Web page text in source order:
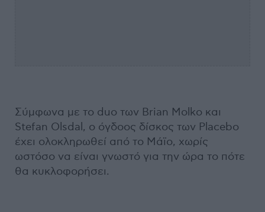
Σύμφωνα με το duo των Brian Molko και
Stefan Olsdal, ο όγδοος δίσκος των Placebo
έχει ολοκληρωθεί από το Μάϊο, χωρίς
ωστόσο να είναι γνωστό για την ώρα το πότε
θα κυκλοφορήσει.